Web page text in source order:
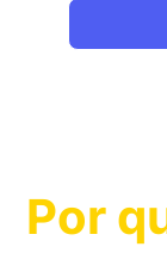
Por